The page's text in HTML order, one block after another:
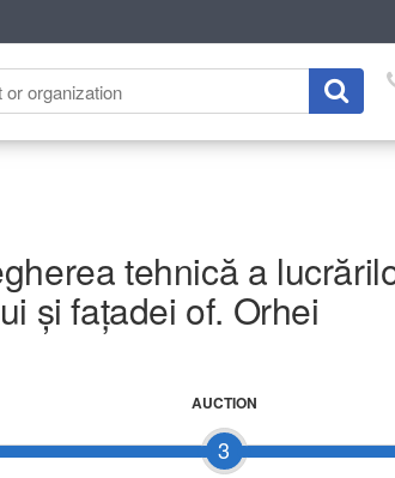
tehnică a
și fațadei of. Orhei
3
AUCTION